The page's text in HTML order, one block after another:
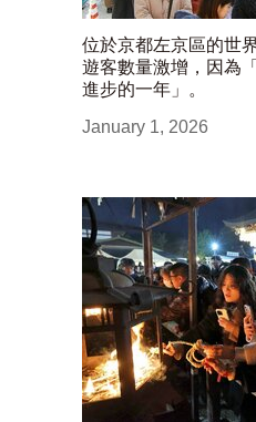
位於京都左京區的世
遊客數量激增，因為
進步的一年」。
January 1, 2026